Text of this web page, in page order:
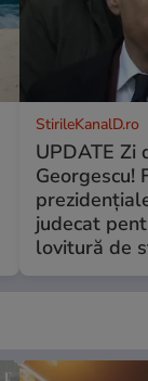
StirileKanalD.ro
UPDATE Zi
Georgescu!
judecat
lovitură de